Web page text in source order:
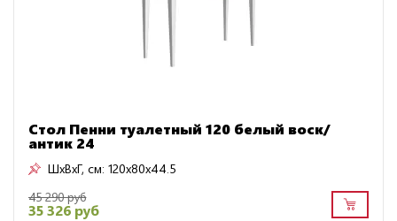
Стол Пенни туалетный 120 белый воск/
антик 24
ШxВxГ, см: 120x80x44.5
45 290 руб
35 326 руб